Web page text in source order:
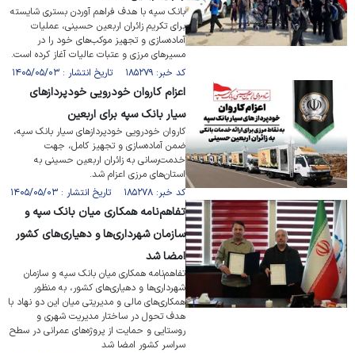
بانک سپه با هدف فراهم آوردن بستری شایسته
برای تکریم زائران اربعین حسینی، عملیات
آماده‌سازی و تجهیز موکب‌های خود را در
مسیرهای مرزی و عتبات عالیات آغاز کرده است.
کد خبر: ۱۸۵۲۷۹ تاریخ انتشار : ۱۴۰۵/۰۵/۰۳
اعزام کاروان خودرویی خودپرداز‌های
سیار بانک سپه برای اربعین
کاروان خودرویی خودپرداز‌های سیار بانک سپه،
ضمن آماده‌سازی و تجهیز کامل، جهت
خدمت‌رسانی به زائران اربعین حسینی به
استان‌های مرزی اعزام شد.
کد خبر: ۱۸۵۲۷۸ تاریخ انتشار : ۱۴۰۵/۰۵/۰۳
تفاهم‌نامه همکاری میان بانک سپه و
سازمان شهرداری‌ها و دهیاری‌های کشور
امضا شد
تفاهم‌نامه همکاری میان بانک سپه و سازمان
شهرداری‌ها و دهیاری‌های کشور، به منظور
همکاری‌های مالی و مدیریتی میان این دو نهاد با
هدف تحول در ساختار مدیریت شهری و
روستایی و حمایت از پروژه‌های عمرانی در سطح
سراسر کشور امضا شد